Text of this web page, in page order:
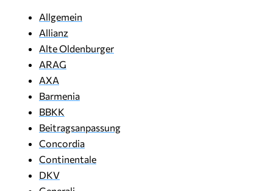
Allgemein
Allianz
Alte Oldenburger
ARAG
AXA
Barmenia
BBKK
Beitragsanpassung
Concordia
Continentale
DKV